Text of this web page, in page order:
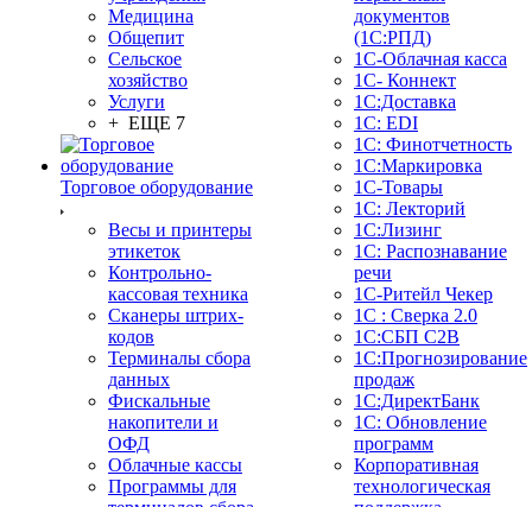
Медицина
Общепит
Сельское
хозяйство
Услуги
+ ЕЩЕ 7
Торговое оборудование
Весы и принтеры
этикеток
Контрольно-
кассовая техника
Сканеры штрих-
кодов
Терминалы сбора
данных
Фискальные
накопители и
ОФД
Облачные кассы
Программы для
документов
(1С:РПД)
1С-Облачная касса
1С- Коннект
1С:Доставка
1С: EDI
1С: Финотчетность
1С:Маркировка
1С-Товары
1С: Лекторий
1С:Лизинг
1С: Распознавание
речи
1C-Ритейл Чекер
1С : Сверка 2.0
1С:СБП C2B
1С:Прогнозирование
продаж
1С:ДиректБанк
1С: Обновление
программ
Корпоративная
технологическая